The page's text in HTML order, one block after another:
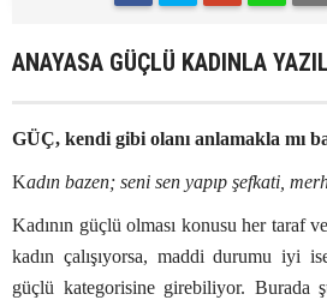
ANAYASA GÜÇLÜ KADINLA
GÜÇ, kendi gibi olanı anlamakla mı
Kadın bazen; seni sen yapıp şefkati,
Kadının güçlü olması konusu her taraf
kadın çalışıyorsa, maddi durumu iyi
güçlü kategorisine girebiliyor. Burada